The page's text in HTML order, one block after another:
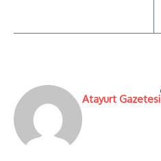
Atayurt Gazetesi